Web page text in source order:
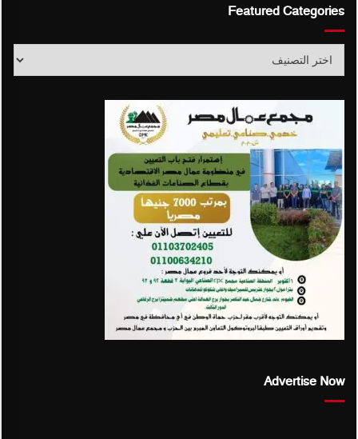
Featured Categories
Featured
Categories
Advertise Now